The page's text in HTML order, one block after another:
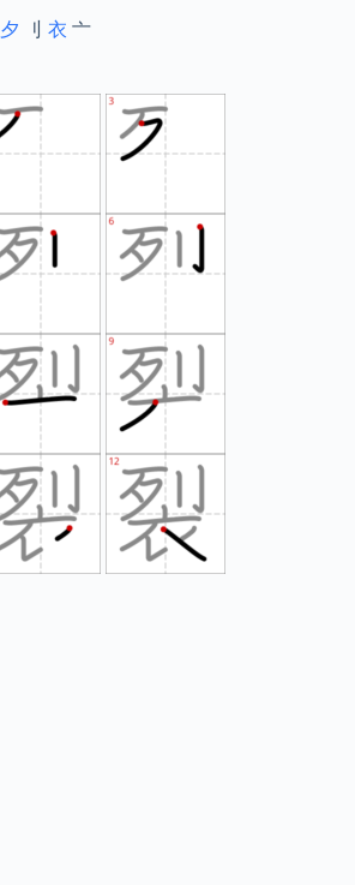
夕 刂衣 亠